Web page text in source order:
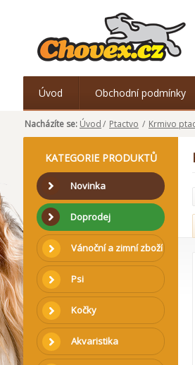
Úvod Obchodní podmínky
Nacházíte se: Úvod/ Ptactvo / Krmivo
KATEGORIE PRODUKTŮ
Novinka
Doprodej
Vánoční a zimní zboží
Psi
Kočky
Akvaristika